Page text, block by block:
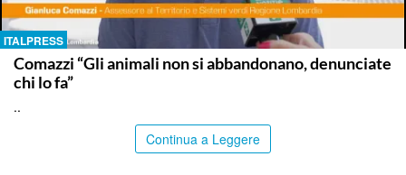
ITALPRESS
Comazzi “Gli animali non si abbandonano, denunciate
chi lo fa”
..
Continua a Leggere